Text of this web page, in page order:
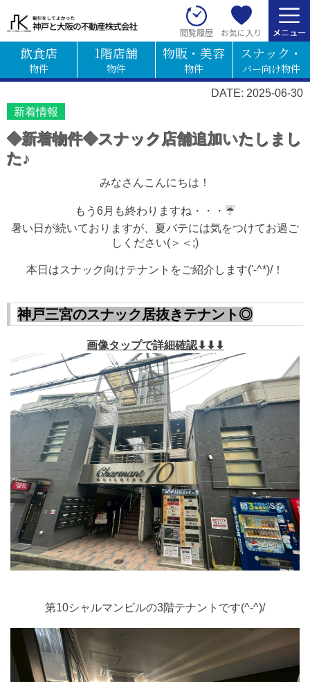
閲覧履歴 お気に入り
飲食店
物件
1階店舗
物件
物販・美容
物件
スナック・
バー向け物件
DATE: 2025-06-30
新着情報
◆新着物件◆スナック店舗追加いたしまし
た♪
みなさんこんにちは！
もう6月も終わりますね・・・☔
暑い日が続いておりますが、夏バテには気をつけてお過ご
しください(＞＜;)
本日はスナック向けテナントをご紹介します('-^*)/！
神戸三宮のスナック居抜きテナント◎
画像タップで詳細確認⬇⬇⬇
第10シャルマンビルの3階テナントです(^-^)/